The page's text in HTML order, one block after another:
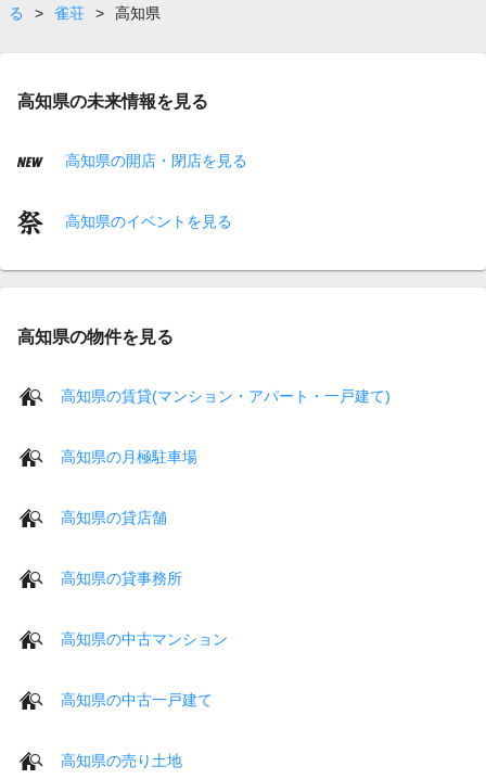
る
> 雀荘 > 高知県
高知県の未来情報を見る
高知県の開店・閉店を見る
高知県のイベントを見る
高知県の物件を見る
高知県の賃貸(マンション・アパート・一戸建て)
高知県の月極駐車場
高知県の貸店舗
高知県の貸事務所
高知県の中古マンション
高知県の中古一戸建て
高知県の売り土地